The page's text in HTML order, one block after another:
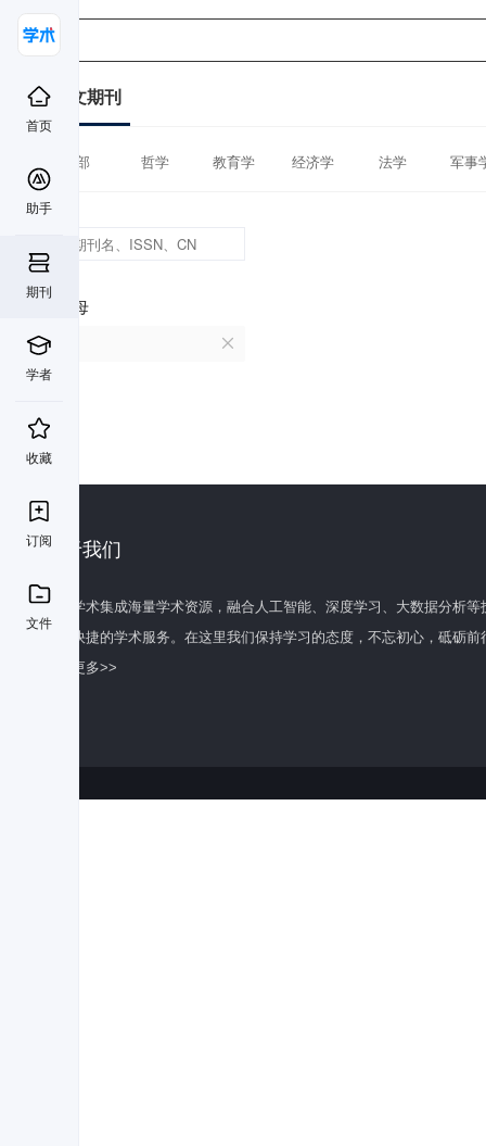
首页
助手
期刊
学者
收藏
订阅
文件
中文期刊
全部 哲学 教育学 经济学 法学 军事
首字母
P
关于我们
百度学术集成海量学术资源，融合人工智能、深度学习、大数据分析
全面快捷的学术服务。在这里我们保持学习的态度，不忘初心，砥砺前
了解更多>>